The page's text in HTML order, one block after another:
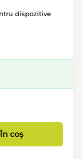
dispozitive
În coș